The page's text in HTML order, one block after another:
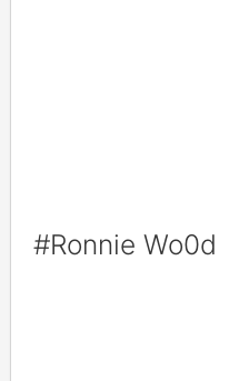
#Ronnie Wo0d